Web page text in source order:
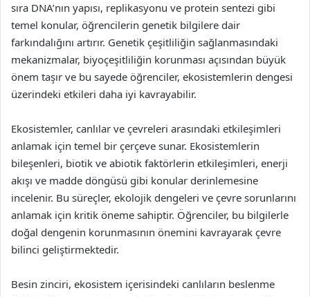
sıra DNA’nın yapısı, replikasyonu ve protein sentezi gibi
temel konular, öğrencilerin genetik bilgilere dair
farkındalığını artırır. Genetik çeşitliliğin sağlanmasındaki
mekanizmalar, biyoçeşitliliğin korunması açısından büyük
önem taşır ve bu sayede öğrenciler, ekosistemlerin dengesi
üzerindeki etkileri daha iyi kavrayabilir.
Ekosistemler, canlılar ve çevreleri arasındaki etkileşimleri
anlamak için temel bir çerçeve sunar. Ekosistemlerin
bileşenleri, biotik ve abiotik faktörlerin etkileşimleri, enerji
akışı ve madde döngüsü gibi konular derinlemesine
incelenir. Bu süreçler, ekolojik dengeleri ve çevre sorunlarını
anlamak için kritik öneme sahiptir. Öğrenciler, bu bilgilerle
doğal dengenin korunmasının önemini kavrayarak çevre
bilinci geliştirmektedir.
Besin zinciri, ekosistem içerisindeki canlıların beslenme